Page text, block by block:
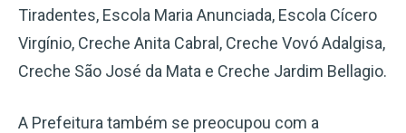
Tiradentes, Escola Maria Anunciada, Escola Cícero
Virgínio, Creche Anita Cabral, Creche Vovó Adalgisa,
Creche São José da Mata e Creche Jardim Bellagio.
A Prefeitura também se preocupou com a